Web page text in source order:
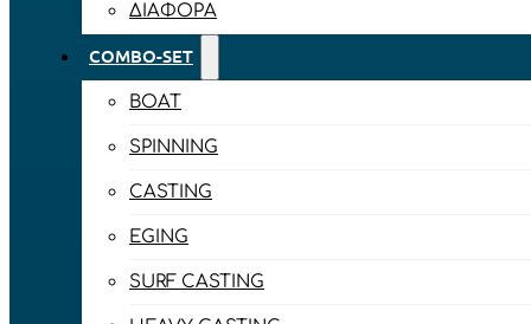
ΔΙΆΦΟΡΑ
COMBO-SET
BOAT
SPINNING
CASTING
EGING
SURF CASTING